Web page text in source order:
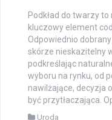
Podkład do twarzy
kluczowy element
Odpowiednio
skórze nieskazitelny
podkreślając
wyboru na rynku, od
nawilżające, decyzja
być przytłaczająca.
Uroda